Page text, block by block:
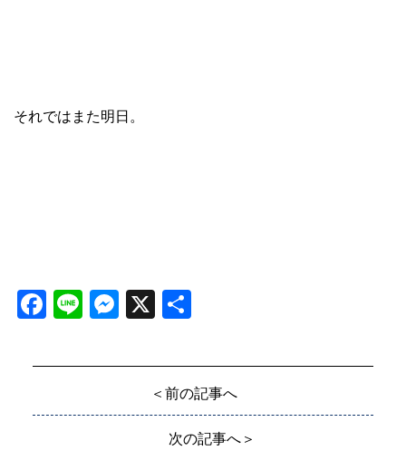
それではまた明日。
Facebook
LineMessenger
X
＜前の記事へ
次の記事へ＞